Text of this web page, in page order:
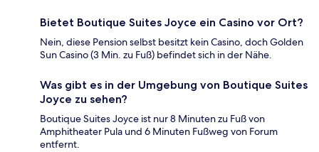
Bietet Boutique Suites Joyce ein Casino vor Ort?
Nein, diese Pension selbst besitzt kein Casino, doch Golden
Sun Casino (3 Min. zu Fuß) befindet sich in der Nähe.
Was gibt es in der Umgebung von Boutique Suites
Joyce zu sehen?
Boutique Suites Joyce ist nur 8 Minuten zu Fuß von
Amphitheater Pula und 6 Minuten Fußweg von Forum
entfernt.